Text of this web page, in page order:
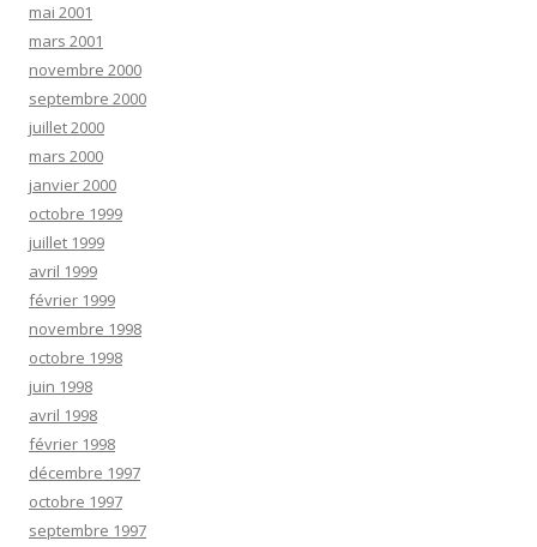
mai 2001
mars 2001
novembre 2000
septembre 2000
juillet 2000
mars 2000
janvier 2000
octobre 1999
juillet 1999
avril 1999
février 1999
novembre 1998
octobre 1998
juin 1998
avril 1998
février 1998
décembre 1997
octobre 1997
septembre 1997